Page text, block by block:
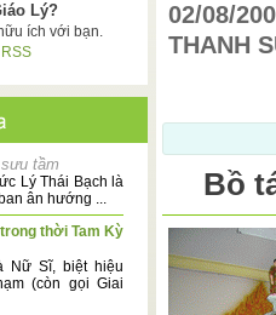
Lý?
ích với bạn.
tầm
Lý Thái Bạch là
ân hướng ...
thời Tam Kỳ
Nữ Sĩ, biệt hiệu
(còn gọi Giai
02/08/
THANH
Bồ